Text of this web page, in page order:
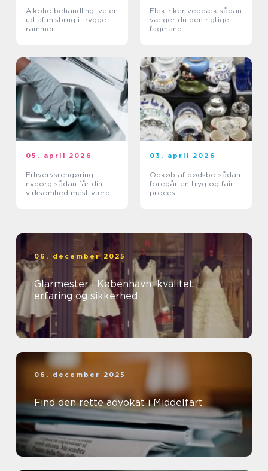
Alkoholbehandling: vejen
ud af misbrug i trygge
rammer
Elektriker vedbæk sådan
vælger du den rigtige
fagmand
05. april 2026
Erhvervsrengøring
nyborg sådan får din
virksomhed mest værdi
03. april 2026
Opkøb af dødsbo sådan
foregår en tryg og fair
proces
06. december 2025
Glarmester i København: kvalitet,
erfaring og sikkerhed
06. december 2025
Find den rette advokat i Middelfart